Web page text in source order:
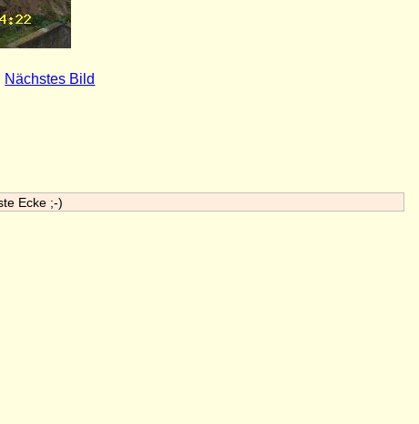
Nächstes Bild
Ecke ;-)